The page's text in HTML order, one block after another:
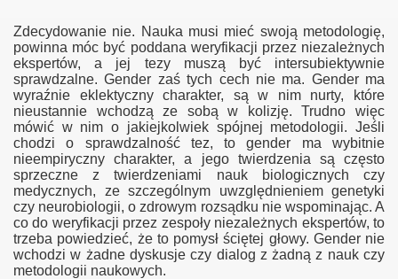
Zdecydowanie nie. Nauka musi mieć swoją metodologię,
powinna móc być poddana weryfikacji przez niezależnych
ekspertów, a jej tezy muszą być intersubiektywnie
sprawdzalne. Gender zaś tych cech nie ma. Gender ma
wyraźnie eklektyczny charakter, są w nim nurty, które
nieustannie wchodzą ze sobą w kolizję. Trudno więc
mówić w nim o jakiejkolwiek spójnej metodologii. Jeśli
chodzi o sprawdzalność tez, to gender ma wybitnie
nieempiryczny charakter, a jego twierdzenia są często
sprzeczne z twierdzeniami nauk biologicznych czy
medycznych, ze szczególnym uwzględnieniem genetyki
czy neurobiologii, o zdrowym rozsądku nie wspominając. A
co do weryfikacji przez zespoły niezależnych ekspertów, to
trzeba powiedzieć, że to pomysł ściętej głowy. Gender nie
wchodzi w żadne dyskusje czy dialog z żadną z nauk czy
metodologii naukowych.